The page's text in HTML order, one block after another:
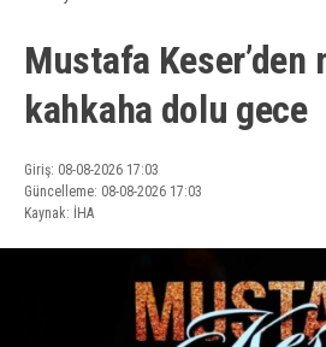
Mustafa Keser’den
kahkaha dolu gece
Giriş: 08-08-2026 17:03
Güncelleme: 08-08-2026 17:03
Kaynak: İHA